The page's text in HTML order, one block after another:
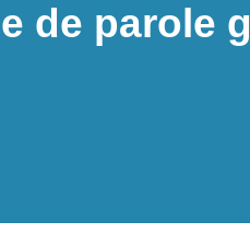
de parole